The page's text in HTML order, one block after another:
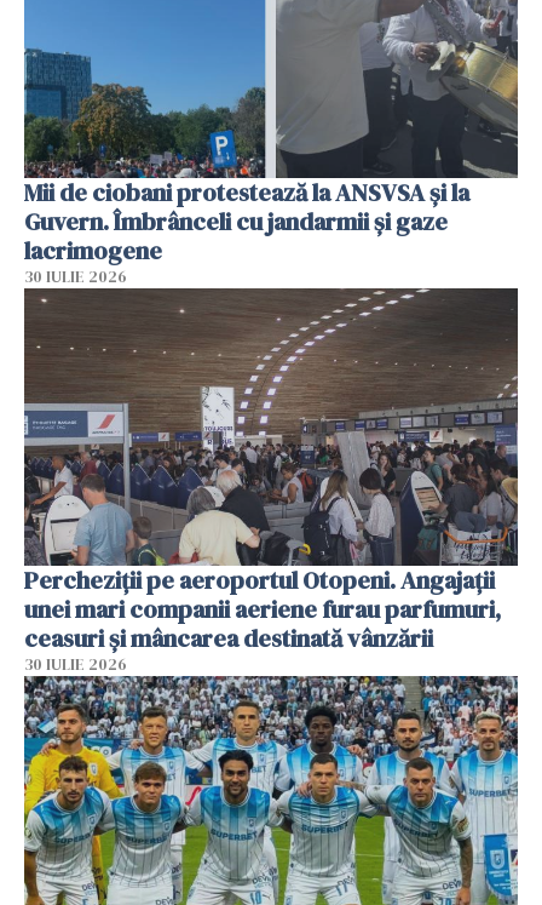
Mii de ciobani protestează la ANSVSA și la
Guvern. Îmbrânceli cu jandarmii și gaze
lacrimogene
30 IULIE 2026
Percheziții pe aeroportul Otopeni. Angajații
unei mari companii aeriene furau parfumuri,
ceasuri și mâncarea destinată vânzării
30 IULIE 2026